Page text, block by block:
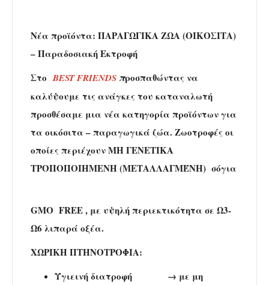
Νέα προϊόντα: ΠΑΡΑΓΩΓΙΚΑ ΖΩΑ(ΟΙΚΟΣΙΤΑ)
–Παραδοσιακή Εκτροφή
Στο BEST FRIENDS προσπαθώντας να
καλύψουμε τις ανάγκες του καταναλωτή
προσθέσαμε μια νέα κατηγορία προϊόντων για
τα οικόσιτα – παραγωγικά ζώα. Ζωοτροφές οι
οποίες περιέχουν ΜΗ ΓΕΝΕΤΙΚΑ
ΤΡΟΠΟΠΟΙΗΜΕΝΗ (ΜΕΤΑΛΛΑΓΜΈΝΗ) σόγια
GMO FREE, με υψηλή περιεκτικότητα σε Ω3-
Ω6 λιπαρά οξέα.
ΧΩΡΙΚΗ ΠΤΗΝΟΤΡΟΦΙΑ:
Υγιεινή διατροφή → με μη